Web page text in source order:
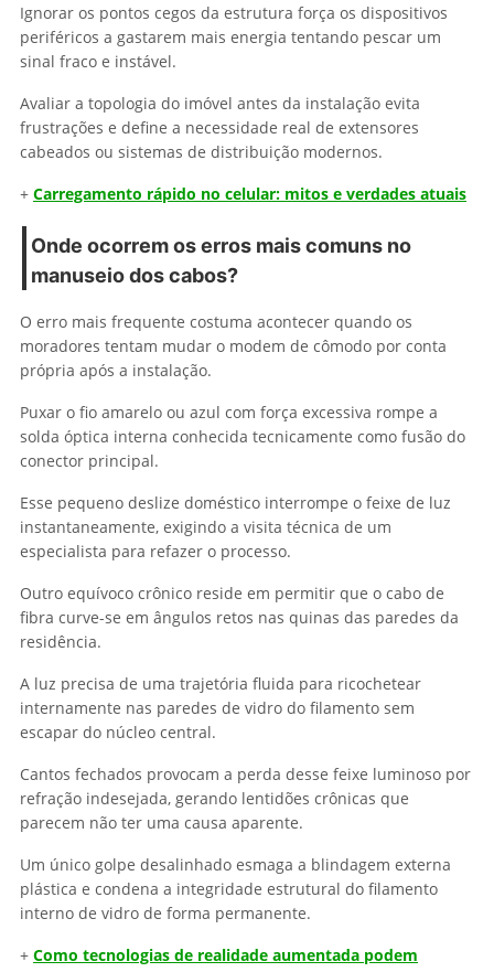
Ignorar os pontos cegos da estrutura força os dispositivos
periféricos a gastarem mais energia tentando pescar um
sinal fraco e instável.
Avaliar a topologia do imóvel antes da instalação evita
frustrações e define a necessidade real de extensores
cabeados ou sistemas de distribuição modernos.
+ Carregamento rápido no celular: mitos e verdades atuais
Onde ocorrem os erros mais comuns no
manuseio dos cabos?
O erro mais frequente costuma acontecer quando os
moradores tentam mudar o modem de cômodo por conta
própria após a instalação.
Puxar o fio amarelo ou azul com força excessiva rompe a
solda óptica interna conhecida tecnicamente como fusão do
conector principal.
Esse pequeno deslize doméstico interrompe o feixe de luz
instantaneamente, exigindo a visita técnica de um
especialista para refazer o processo.
Outro equívoco crônico reside em permitir que o cabo de
fibra curve-se em ângulos retos nas quinas das paredes da
residência.
A luz precisa de uma trajetória fluida para ricochetear
internamente nas paredes de vidro do filamento sem
escapar do núcleo central.
Cantos fechados provocam a perda desse feixe luminoso por
refração indesejada, gerando lentidões crônicas que
parecem não ter uma causa aparente.
Um único golpe desalinhado esmaga a blindagem externa
plástica e condena a integridade estrutural do filamento
interno de vidro de forma permanente.
+ Como tecnologias de realidade aumentada podem